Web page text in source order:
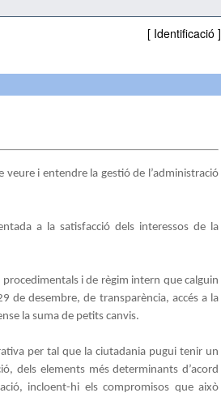
[ Identificació ]
i entendre la gestió de l’administració
a la satisfacció dels interessos de la
i de règim intern que calguin
de desembre, de transparència, accés a la
la suma de petits canvis.
per tal que la ciutadania pugui tenir un
dels elements més determinants d’acord
incloent-hi els compromisos que això